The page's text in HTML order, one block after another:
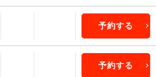
予約する
予約する